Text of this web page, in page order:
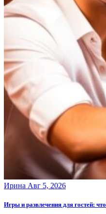
Ирина Авг 5, 2026
Игры и развлечения для гостей: